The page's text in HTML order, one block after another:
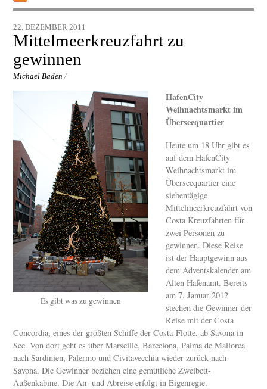
22. DEZEMBER 2011
Mittelmeerkreuzfahrt zu
gewinnen
Michael Baden /
Es gibt was zu gewinnen
HafenCity
Weihnachtsmarkt im
Überseequartier
Heute um 18 Uhr gibt es
auf dem HafenCity
Weihnachtsmarkt im
Überseequartier eine
siebentägige
Mittelmeerkreuzfahrt von
Costa Kreuzfahrten für
zwei Personen zu
gewinnen. Diese Reise
ist der Hauptgewinn aus
dem Adventskalender am
Alten Hafenamt. Bereits
am 7. Januar 2012
stechen die Gewinner der
Reise mit der Costa
Concordia, eines der größten Schiffe der Costa-Flotte, ab Savona in
See. Von dort geht es über Marseille, Barcelona, Palma de Mallorca
nach Sardinien, Palermo und Civitavecchia wieder zurück nach
Savona. Die Gewinner beziehen eine gemütliche Zweibett-
Außenkabine. Die An- und Abreise erfolgt in Eigenregie.